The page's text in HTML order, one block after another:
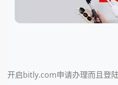
开启bitly.com申请办理而且登